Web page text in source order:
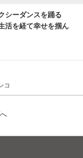
シーダンスを踊る
活を経て幸せを掴ん
コ